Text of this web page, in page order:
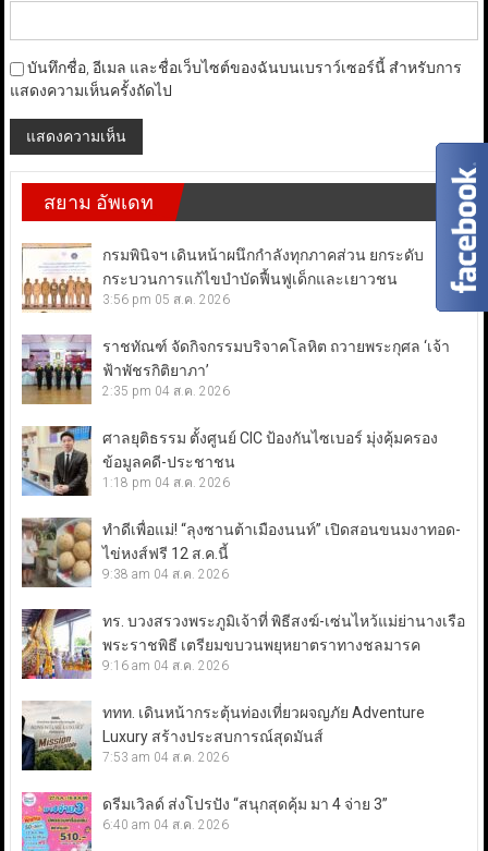
บันทึกชื่อ, อีเมล และชื่อเว็บไซต์ของฉันบนเบราว์เซอร์นี้ สำหรับการ
แสดงความเห็นครั้งถัดไป
สยาม อัพเดท
กรมพินิจฯ เดินหน้าผนึกกำลังทุกภาคส่วน ยกระดับ
กระบวนการแก้ไขบำบัดฟื้นฟูเด็กและเยาวชน
3:56 pm 05 ส.ค. 2026
ราชทัณฑ์ จัดกิจกรรมบริจาคโลหิต ถวายพระกุศล ‘เจ้า
ฟ้าพัชรกิติยาภา’
2:35 pm 04 ส.ค. 2026
ศาลยุติธรรม ตั้งศูนย์ CIC ป้องกันไซเบอร์ มุ่งคุ้มครอง
ข้อมูลคดี-ประชาชน
1:18 pm 04 ส.ค. 2026
ทำดีเพื่อแม่! “ลุงซานต้าเมืองนนท์” เปิดสอนขนมงาทอด-
ไข่หงส์ฟรี 12 ส.ค.นี้
9:38 am 04 ส.ค. 2026
ทร. บวงสรวงพระภูมิเจ้าที่ พิธีสงฆ์-เซ่นไหว้แม่ย่านางเรือ
พระราชพิธี เตรียมขบวนพยุหยาตราทางชลมารค
9:16 am 04 ส.ค. 2026
ททท. เดินหน้ากระตุ้นท่องเที่ยวผจญภัย Adventure
Luxury สร้างประสบการณ์สุดมันส์
7:53 am 04 ส.ค. 2026
ดรีมเวิลด์ ส่งโปรปัง “สนุกสุดคุ้ม มา 4 จ่าย 3”
6:40 am 04 ส.ค. 2026